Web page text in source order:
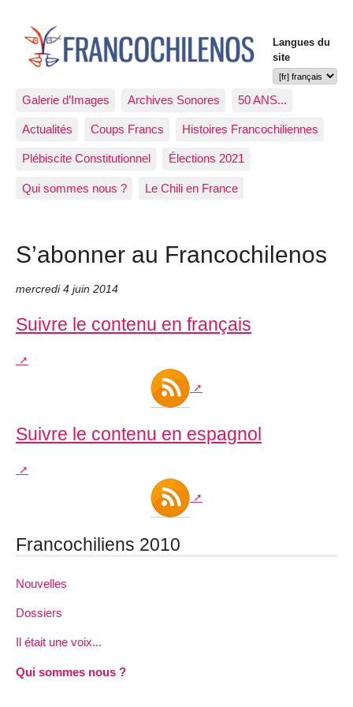
Langues du
site
Galerie d’Images Archives Sonores 50 ANS...
Actualités Coups Francs Histoires Francochiliennes
Plébiscite Constitutionnel Élections 2021
Qui sommes nous ? Le Chili en France
S’abonner au Francochilenos
mercredi 4 juin 2014
Suivre le contenu en français
Suivre le contenu en espagnol
Francochiliens 2010
Nouvelles
Dossiers
Il était une voix...
Qui sommes nous ?